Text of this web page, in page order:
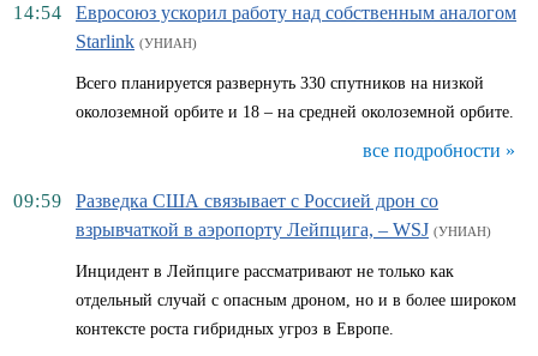
14:54
Евросоюз ускорил работу над собственным аналогом
Starlink (УНИАН)
Всего планируется развернуть 330 спутников на низкой
околоземной орбите и 18 – на средней околоземной орбите.
все подробности »
09:59
Разведка США связывает с Россией дрон со
взрывчаткой в аэропорту Лейпцига, – WSJ (УНИАН)
Инцидент в Лейпциге рассматривают не только как
отдельный случай с опасным дроном, но и в более широком
контексте роста гибридных угроз в Европе.